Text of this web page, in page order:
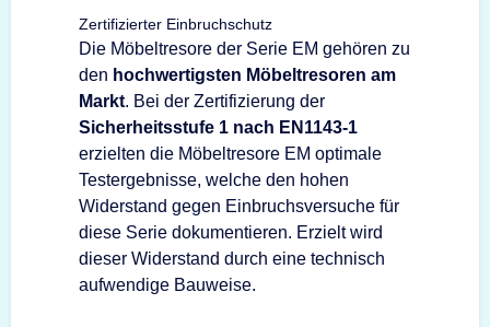
Zertifizierter Einbruchschutz
Die Möbeltresore der Serie EM gehören zu
den hochwertigsten Möbeltresoren am
Markt. Bei der Zertifizierung der
Sicherheitsstufe 1 nach EN1143-1
erzielten die Möbeltresore EM optimale
Testergebnisse, welche den hohen
Widerstand gegen Einbruchsversuche für
diese Serie dokumentieren. Erzielt wird
dieser Widerstand durch eine technisch
aufwendige Bauweise.